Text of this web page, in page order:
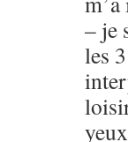
– je
les